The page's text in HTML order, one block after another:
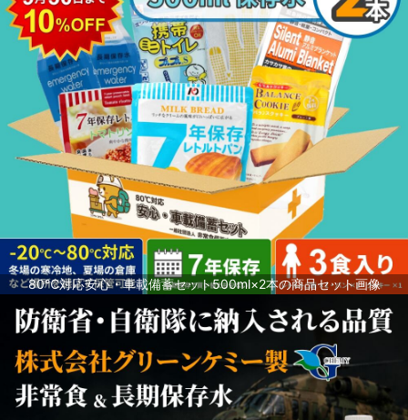
80℃対応安心・車載備蓄セット500ml×2本の商品セット画像